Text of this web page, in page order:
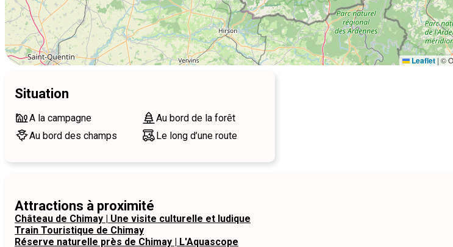
Leaflet | ©
Situation
A la campagne
Au bord de la forêt
Au bord des champs
Le long d’une route
Attractions à proximité
Château de Chimay | Une visite culturelle et ludique
Train Touristique de Chimay
Réserve naturelle près de Chimay | L'Aquascope